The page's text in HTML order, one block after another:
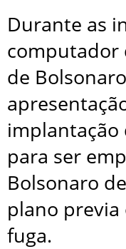
Durante as
computador
de
implantação
para ser
Bolsonaro
plano
fuga.